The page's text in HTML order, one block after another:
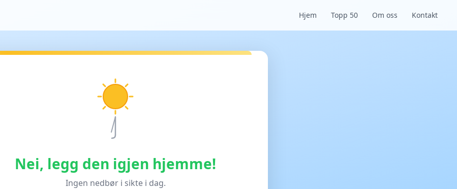
Hjem Topp 50 Om oss Kontakt
Nei, legg den igjen hjemme!
Ingen nedbør i sikte i dag.